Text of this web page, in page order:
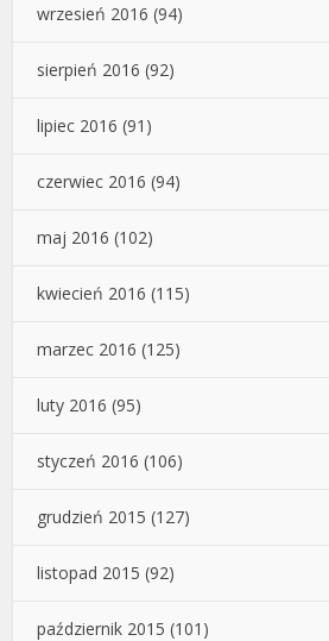
wrzesień 2016 (94)
sierpień 2016 (92)
lipiec 2016 (91)
czerwiec 2016 (94)
maj 2016 (102)
kwiecień 2016 (115)
marzec 2016 (125)
luty 2016 (95)
styczeń 2016 (106)
grudzień 2015 (127)
listopad 2015 (92)
październik 2015 (101)